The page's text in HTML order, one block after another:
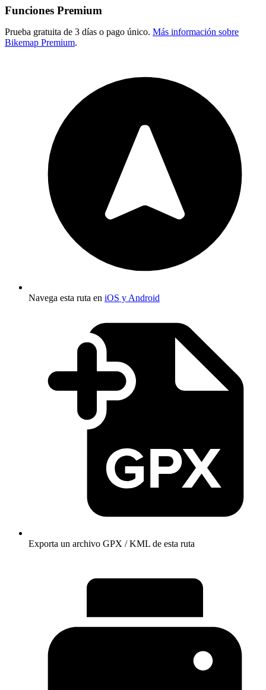
Funciones Premium
Prueba gratuita de 3 días o pago único. Más información sobre
Bikemap Premium.
Navega esta ruta en iOS y Android
Exporta un archivo GPX / KML de esta ruta